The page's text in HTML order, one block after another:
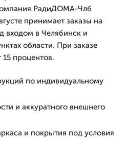
РадиДОМА-Члб
принимает заказы на
входом в Челябинск и
области. При заказе
15 процентов.
по индивидуальному
и аккуратного внешнего
и покрытия под условия